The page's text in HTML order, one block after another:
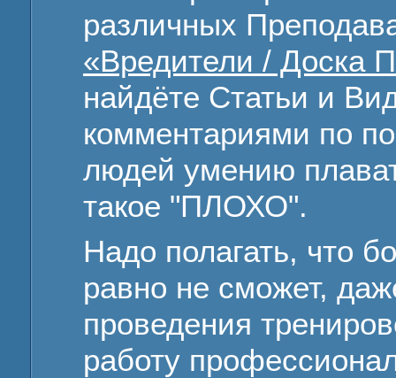
различных
«Вредители / Доска
найдёте Статьи и
комментариями по
людей умению
такое "ПЛОХО".
Надо полагать, что
равно не сможет,
проведения
работу